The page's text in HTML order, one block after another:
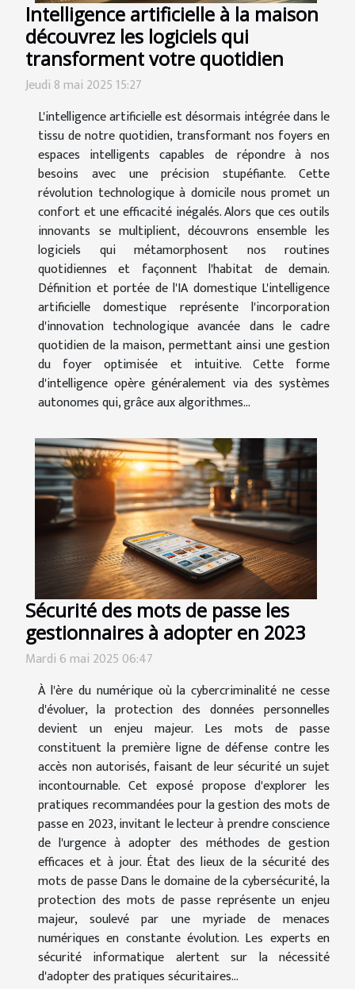
Intelligence artificielle à la maison
découvrez les logiciels qui
transforment votre quotidien
Jeudi 8 mai 2025 15:27
L'intelligence artificielle est désormais intégrée dans le
tissu de notre quotidien, transformant nos foyers en
espaces intelligents capables de répondre à nos
besoins avec une précision stupéfiante. Cette
révolution technologique à domicile nous promet un
confort et une efficacité inégalés. Alors que ces outils
innovants se multiplient, découvrons ensemble les
logiciels qui métamorphosent nos routines
quotidiennes et façonnent l'habitat de demain.
Définition et portée de l'IA domestique L'intelligence
artificielle domestique représente l'incorporation
d'innovation technologique avancée dans le cadre
quotidien de la maison, permettant ainsi une gestion
du foyer optimisée et intuitive. Cette forme
d'intelligence opère généralement via des systèmes
autonomes qui, grâce aux algorithmes...
Sécurité des mots de passe les
gestionnaires à adopter en 2023
Mardi 6 mai 2025 06:47
À l'ère du numérique où la cybercriminalité ne cesse
d'évoluer, la protection des données personnelles
devient un enjeu majeur. Les mots de passe
constituent la première ligne de défense contre les
accès non autorisés, faisant de leur sécurité un sujet
incontournable. Cet exposé propose d'explorer les
pratiques recommandées pour la gestion des mots de
passe en 2023, invitant le lecteur à prendre conscience
de l'urgence à adopter des méthodes de gestion
efficaces et à jour. État des lieux de la sécurité des
mots de passe Dans le domaine de la cybersécurité, la
protection des mots de passe représente un enjeu
majeur, soulevé par une myriade de menaces
numériques en constante évolution. Les experts en
sécurité informatique alertent sur la nécessité
d'adopter des pratiques sécuritaires...